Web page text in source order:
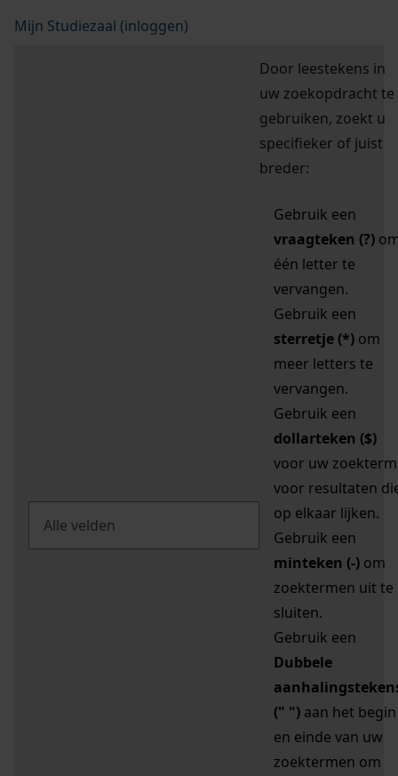
Mijn Studiezaal (inloggen)
Door leestekens in
uw zoekopdracht te
gebruiken, zoekt u
specifieker of juist
breder:
Gebruik een
vraagteken (?)
één letter te
vervangen.
Gebruik een
sterretje (*) om
meer letters te
vervangen.
Gebruik een
dollarteken ($)
voor uw zoekterm
voor resultaten
op elkaar lijken.
Gebruik een
minteken (-) om
zoektermen uit te
sluiten.
Gebruik een
Dubbele
(" ") aan het begin
en einde van uw
zoektermen om